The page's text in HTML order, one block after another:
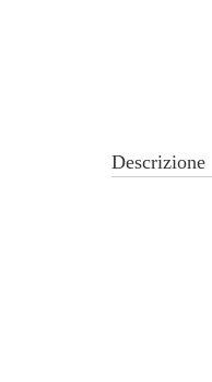
Descrizione